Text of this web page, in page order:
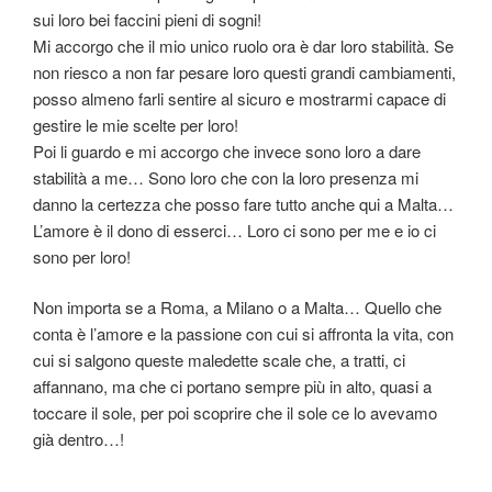
sui loro bei faccini pieni di sogni!
Mi accorgo che il mio unico ruolo ora è dar loro stabilità. Se
non riesco a non far pesare loro questi grandi cambiamenti,
posso almeno farli sentire al sicuro e mostrarmi capace di
gestire le mie scelte per loro!
Poi li guardo e mi accorgo che invece sono loro a dare
stabilità a me… Sono loro che con la loro presenza mi
danno la certezza che posso fare tutto anche qui a Malta…
L’amore è il dono di esserci… Loro ci sono per me e io ci
sono per loro!
Non importa se a Roma, a Milano o a Malta… Quello che
conta è l’amore e la passione con cui si affronta la vita, con
cui si salgono queste maledette scale che, a tratti, ci
affannano, ma che ci portano sempre più in alto, quasi a
toccare il sole, per poi scoprire che il sole ce lo avevamo
già dentro…!